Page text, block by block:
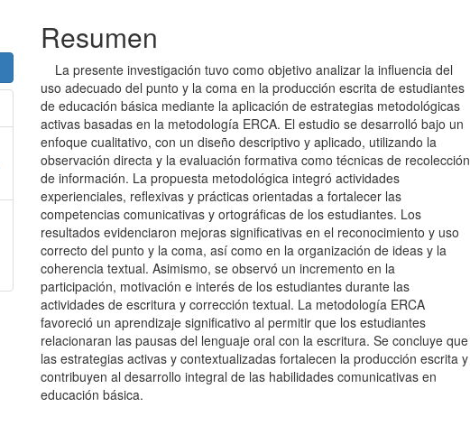
Resumen
La presente investigación tuvo como objetivo analizar la influencia del
uso adecuado del punto y la coma en la producción escrita de estudiantes
de educación básica mediante la aplicación de estrategias metodológicas
activas basadas en la metodología ERCA. El estudio se desarrolló bajo un
enfoque cualitativo, con un diseño descriptivo y aplicado, utilizando la
observación directa y la evaluación formativa como técnicas de recolección
de información. La propuesta metodológica integró actividades
experienciales, reflexivas y prácticas orientadas a fortalecer las
competencias comunicativas y ortográficas de los estudiantes. Los
resultados evidenciaron mejoras significativas en el reconocimiento y uso
correcto del punto y la coma, así como en la organización de ideas y la
coherencia textual. Asimismo, se observó un incremento en la
participación, motivación e interés de los estudiantes durante las
actividades de escritura y corrección textual. La metodología ERCA
favoreció un aprendizaje significativo al permitir que los estudiantes
relacionaran las pausas del lenguaje oral con la escritura. Se concluye que
las estrategias activas y contextualizadas fortalecen la producción escrita y
contribuyen al desarrollo integral de las habilidades comunicativas en
educación básica.